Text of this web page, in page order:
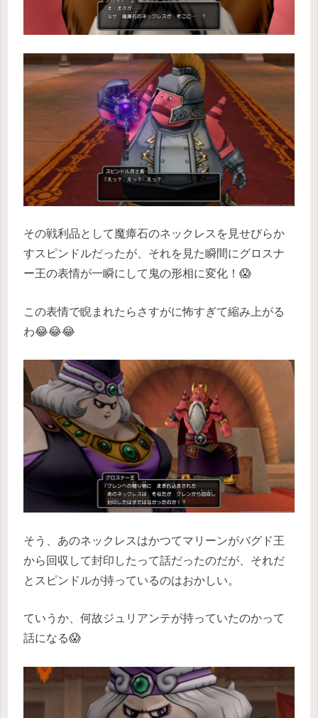
その戦利品として魔瘴石のネックレスを見せびらか
すスピンドルだったが、それを見た瞬間にグロスナ
ー王の表情が一瞬にして鬼の形相に変化！😱
この表情で睨まれたらさすがに怖すぎて縮み上がる
わ😂😂😂
そう、あのネックレスはかつてマリーンがバグド王
から回収して封印したって話だったのだが、それだ
とスピンドルが持っているのはおかしい。
ていうか、何故ジュリアンテが持っていたのかって
話になる😱